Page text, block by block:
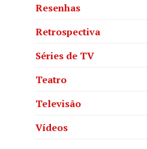
Resenhas
Retrospectiva
Séries de TV
Teatro
Televisão
Vídeos